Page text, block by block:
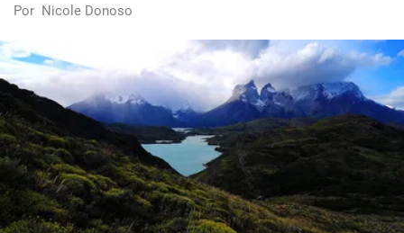
Por Nicole Donoso